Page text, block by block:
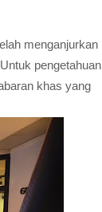
menganjurkan
pengetahuan
khas yang